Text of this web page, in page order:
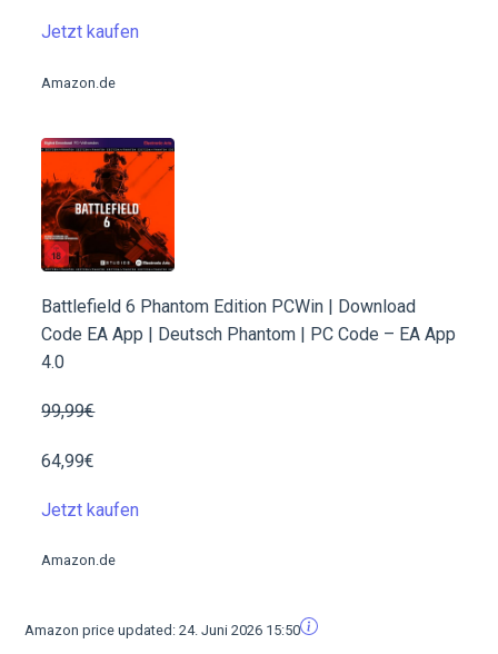
Jetzt kaufen
Amazon.de
Battlefield 6 Phantom Edition PCWin | Download
Code EA App | Deutsch Phantom | PC Code – EA App
4.0
99,99€
64,99€
Jetzt kaufen
Amazon.de
Amazon price updated:24. Juni 2026 15:50